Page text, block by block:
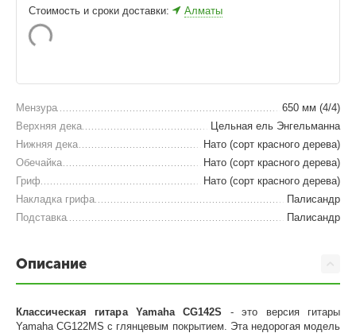
Стоимость и сроки доставки: Алматы
Мензура
650 мм (4/4)
Верхняя дека
Цельная ель Энгельманна
Нижняя дека
Нато (сорт красного дерева)
Обечайка
Нато (сорт красного дерева)
Гриф
Нато (сорт красного дерева)
Накладка грифа
Палисандр
Подставка
Палисандр
Описание
Классическая гитара Yamaha CG142S - это версия гитары
Yamaha CG122MS с глянцевым покрытием. Эта недорогая модель